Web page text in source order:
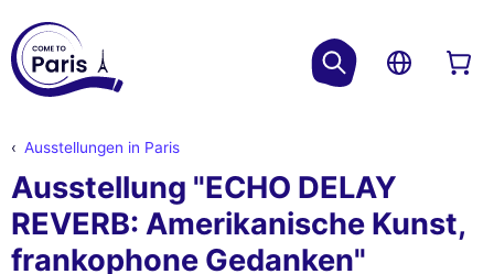
Ausstellungen in Paris
Ausstellung "ECHO DELAY
REVERB: Amerikanische Kunst,
frankophone Gedanken"